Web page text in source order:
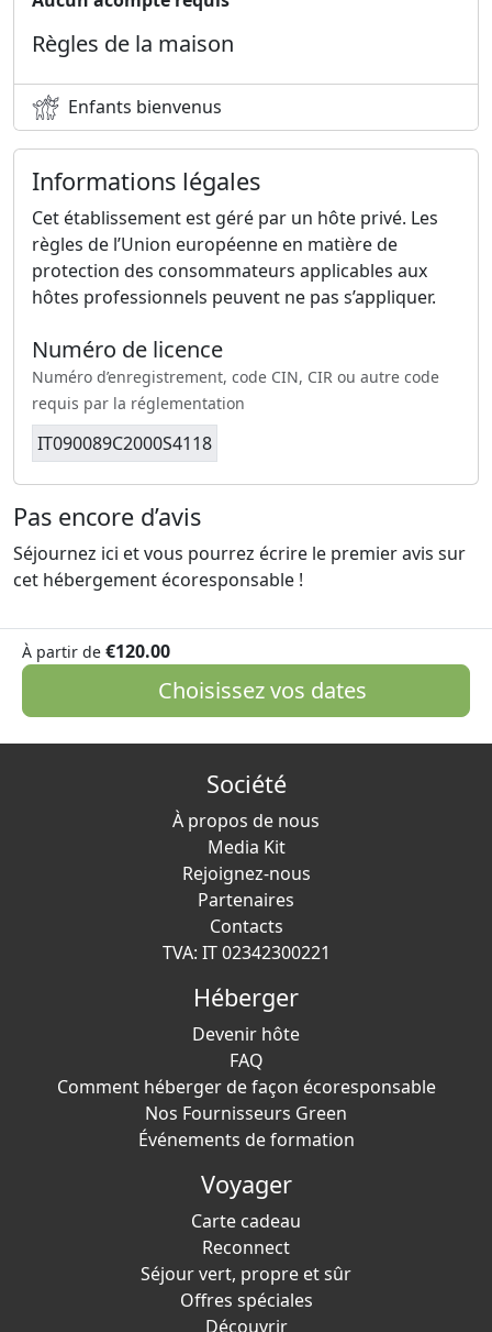
Règles de la maison
Enfants bienvenus
Informations légales
Cet établissement est géré par un hôte privé. Les
règles de l’Union européenne en matière de
protection des consommateurs applicables aux
hôtes professionnels peuvent ne pas s’appliquer.
Numéro de licence
Numéro d’enregistrement, code CIN, CIR ou autre code
requis par la réglementation
IT090089C2000S4118
Pas encore d’avis
Séjournez ici et vous pourrez écrire le premier avis sur
cet hébergement écoresponsable !
À partir de €120.00
Choisissez vos dates
Société
À propos de nous
Media Kit
Rejoignez-nous
Partenaires
Contacts
TVA: IT 02342300221
Héberger
Devenir hôte
FAQ
Comment héberger de façon écoresponsable
Nos Fournisseurs Green
Événements de formation
Voyager
Carte cadeau
Reconnect
Séjour vert, propre et sûr
Offres spéciales
Découvrir